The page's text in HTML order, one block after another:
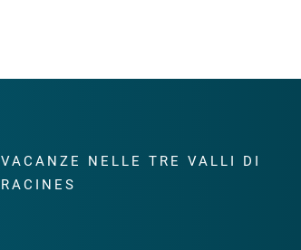
VACANZE NELLE TRE VALLI DI
RACINES